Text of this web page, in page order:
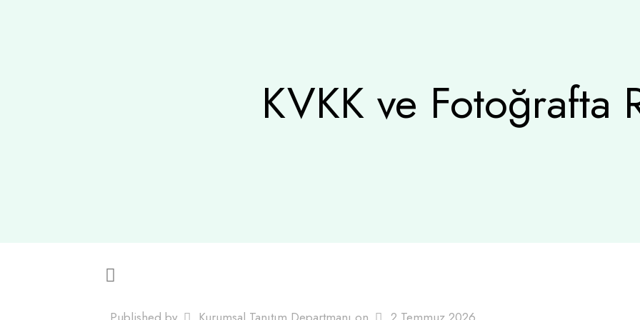
KVKK ve Fotoğrafta